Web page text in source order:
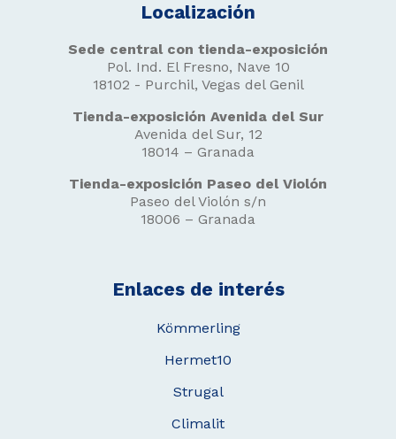
Localización
Sede central con tienda-exposición
Pol. Ind. El Fresno, Nave 10
18102 - Purchil, Vegas del Genil
Tienda-exposición Avenida del Sur
Avenida del Sur, 12
18014 – Granada
Tienda-exposición Paseo del Violón
Paseo del Violón s/n
18006 – Granada
Enlaces de interés
Kömmerling
Hermet10
Strugal
Climalit